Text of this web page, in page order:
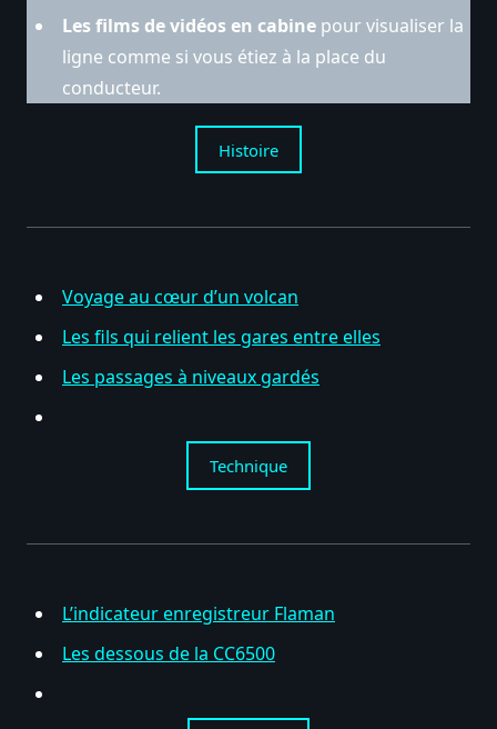
Les films de vidéos en cabine pour visualiser la
ligne comme si vous étiez à la place du
conducteur.
Histoire
Voyage au cœur d’un volcan
Les fils qui relient les gares entre elles
Les passages à niveaux gardés
Technique
L’indicateur enregistreur Flaman
Les dessous de la CC6500